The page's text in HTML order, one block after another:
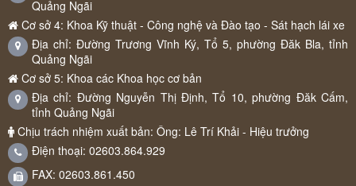
Quảng Ngãi
Cơ sở 4: Khoa Kỹ thuật - Công nghệ và Đào tạo - Sát hạch lái xe
Địa chỉ: Đường Trương Vĩnh Ký, Tổ 5, phường Đăk Bla, tỉnh
Quảng Ngãi
Cơ sở 5: Khoa các Khoa học cơ bản
Địa chỉ: Đường Nguyễn Thị Định, Tổ 10, phường Đăk Cấm,
tỉnh Quảng Ngãi
Chịu trách nhiệm xuất bản: Ông: Lê Trí Khải - Hiệu trưởng
Điện thoại: 02603.864.929
FAX: 02603.861.450